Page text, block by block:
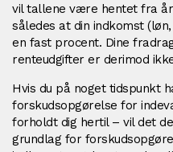
vil tallene være hentet fra
således at din indkomst
en fast procent. Dine
renteudgifter er derimod
Hvis du på noget tidspunkt
forskudsopgørelse for
forholdt dig hertil – vil det
grundlag for